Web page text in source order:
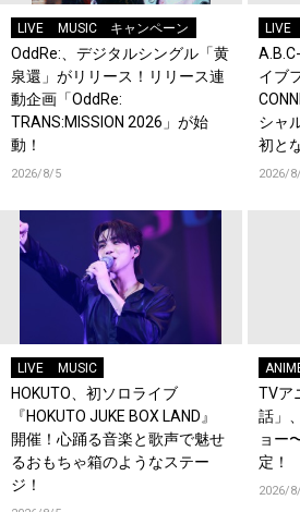
LIVE MUSIC キャンペーン
OddRe:、デジタルシングル「黄
泉還」がリリース！リリース連
動企画「OddRe:
TRANS:MISSION 2026」が始
動！
2026/8/5
LIVE
イブ
シャ
初と
ーン
2026/
LIVE MUSIC
HOKUTO、初ソロライブ
『HOKUTO JUKE BOX LAND』
開催！心踊る音楽と歌声で魅せ
るおもちゃ箱のようなステー
ジ！
TVア
話」
ョー
定！
2026/